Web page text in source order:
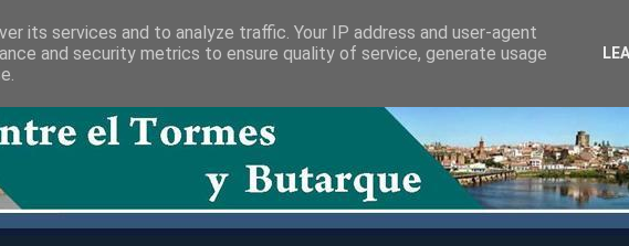
its services and to analyze traffic. Your IP address and user-agent
and security metrics to ensure quality of service, generate usage